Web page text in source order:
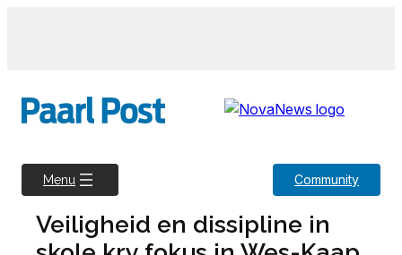
Menu Community
Veiligheid en dissipline in